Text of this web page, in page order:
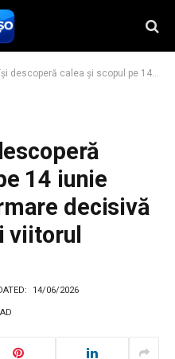
și scopul pe 14 iunie 2026: O transformare decisivă le poate redefini viitorul
14 iunie
decisivă
viitorul
14/06/2026